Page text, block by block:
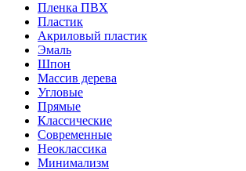
Пленка ПВХ
Пластик
Акриловый пластик
Эмаль
Шпон
Массив дерева
Угловые
Прямые
Классические
Современные
Неоклассика
Минимализм